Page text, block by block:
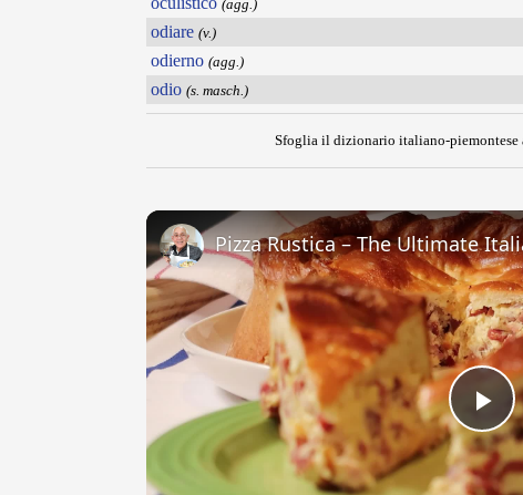
(agg.)
odiare (v.)
odierno (agg.)
odio (s. masch.)
Sfoglia il dizionario italiano-piemontese
Pizza Rustica – The Ultimate